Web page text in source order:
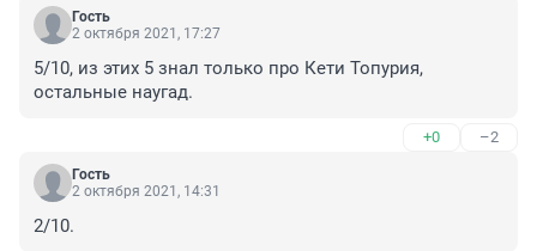
Гость
2 октября 2021, 17:27
5/10, из этих 5 знал только про Кети Топурия,
остальные наугад.
+0 –2
Гость
2 октября 2021, 14:31
2/10.